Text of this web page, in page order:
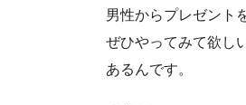
男性からプレゼント
ぜひやってみて欲し
あるんです。